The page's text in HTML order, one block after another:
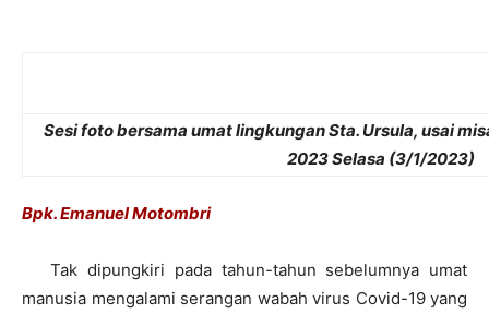
Sesi foto bersama umat lingkungan Sta. Ursula, usai
2023 Selasa (3/1/2023)
Bpk. Emanuel Motombri
Tak dipungkiri pada tahun-tahun sebelumnya umat
manusia mengalami serangan wabah virus Covid-19 yang